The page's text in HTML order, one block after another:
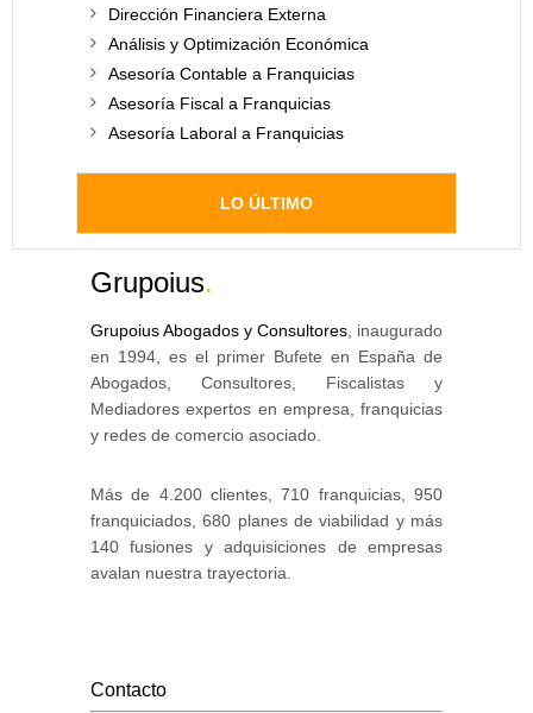
Dirección Financiera Externa
Análisis y Optimización Económica
Asesoría Contable a Franquicias
Asesoría Fiscal a Franquicias
Asesoría Laboral a Franquicias
LO ÚLTIMO
Grupoius.
Grupoius Abogados y Consultores , inaugurado
en 1994, es el primer Bufete en España de
Abogados, Consultores, Fiscalistas y
Mediadores expertos en empresa, franquicias
y redes de comercio asociado.
Más de 4.200 clientes, 710 franquicias, 950
franquiciados, 680 planes de viabilidad y más
140 fusiones y adquisiciones de empresas
avalan nuestra trayectoria.
Contacto